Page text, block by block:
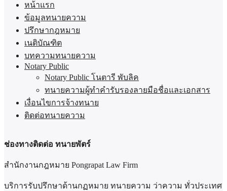
หน้าแรก
ข้อมูลทนายความ
ปรึกษากฎหมาย
เนติบัณฑิต
บทความทนายความ
Notary Public
Notary Public โนตารี พับลิค
ทนายความผู้ทำคำรับรองลายมือชื่อและเอกสาร
เงื่อนไขการจ้างทนาย
ติดต่อทนายความ
ช่องทางติดต่อ ทนายพัตร์
สำนักงานกฎหมาย Pongrapat Law Firm
บริการรับปรึกษาด้านกฏหมาย ทนายความ ว่าความ ทั่วประเทศ